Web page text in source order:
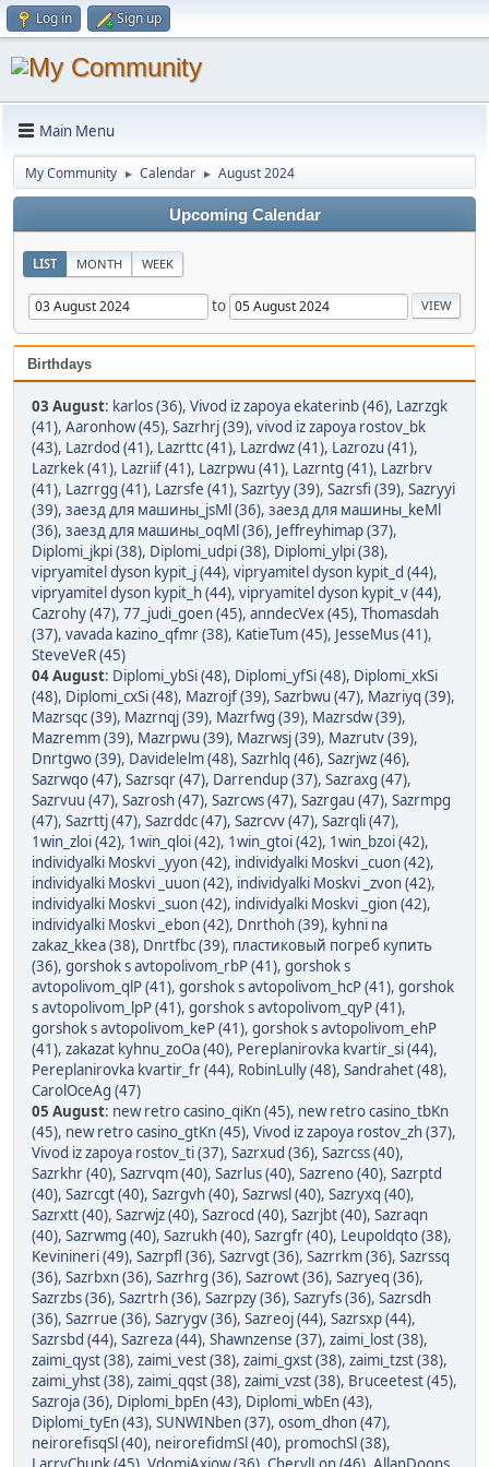
Log in Sign up
Main Menu
My Community ► Calendar ► August 2024
Upcoming Calendar
LIST MONTH WEEK
to
Birthdays
03 August: karlos (36), Vivod iz zapoya ekaterinb (46), Lazrzgk
(41), Aaronhow (45), Sazrhrj (39), vivod iz zapoya rostov_bk
(43), Lazrdod (41), Lazrttc (41), Lazrdwz (41), Lazrozu (41),
Lazrkek (41), Lazriif (41), Lazrpwu (41), Lazrntg (41), Lazrbrv
(41), Lazrrgg (41), Lazrsfe (41), Sazrtyy (39), Sazrsfi (39), Sazryyi
(39), заезд для машины_jsMl (36), заезд для машины_keMl
(36), заезд для машины_oqMl (36), Jeffreyhimap (37),
Diplomi_jkpi (38), Diplomi_udpi (38), Diplomi_ylpi (38),
vipryamitel dyson kypit_j (44), vipryamitel dyson kypit_d (44),
vipryamitel dyson kypit_h (44), vipryamitel dyson kypit_v (44),
Cazrohy (47), 77_judi_goen (45), anndecVex (45), Thomasdah
(37), vavada kazino_qfmr (38), KatieTum (45), JesseMus (41),
SteveVeR (45)
04 August: Diplomi_ybSi (48), Diplomi_yfSi (48), Diplomi_xkSi
(48), Diplomi_cxSi (48), Mazrojf (39), Sazrbwu (47), Mazriyq (39),
Mazrsqc (39), Mazrnqj (39), Mazrfwg (39), Mazrsdw (39),
Mazremm (39), Mazrpwu (39), Mazrwsj (39), Mazrutv (39),
Dnrtgwo (39), Davidelelm (48), Sazrhlq (46), Sazrjwz (46),
Sazrwqo (47), Sazrsqr (47), Darrendup (37), Sazraxg (47),
Sazrvuu (47), Sazrosh (47), Sazrcws (47), Sazrgau (47), Sazrmpg
(47), Sazrttj (47), Sazrddc (47), Sazrcvv (47), Sazrqli (47),
1win_zloi (42), 1win_qloi (42), 1win_gtoi (42), 1win_bzoi (42),
individyalki Moskvi _yyon (42), individyalki Moskvi _cuon (42),
individyalki Moskvi _uuon (42), individyalki Moskvi _zvon (42),
individyalki Moskvi _suon (42), individyalki Moskvi _gion (42),
individyalki Moskvi _ebon (42), Dnrthoh (39), kyhni na
zakaz_kkea (38), Dnrtfbc (39), пластиковый погреб купить
(36), gorshok s avtopolivom_rbP (41), gorshok s
avtopolivom_qlP (41), gorshok s avtopolivom_hcP (41), gorshok
s avtopolivom_lpP (41), gorshok s avtopolivom_qyP (41),
gorshok s avtopolivom_keP (41), gorshok s avtopolivom_ehP
(41), zakazat kyhnu_zoOa (40), Pereplanirovka kvartir_si (44),
Pereplanirovka kvartir_fr (44), RobinLully (48), Sandrahet (48),
CarolOceAg (47)
05 August: new retro casino_qiKn (45), new retro casino_tbKn
(45), new retro casino_gtKn (45), Vivod iz zapoya rostov_zh (37),
Vivod iz zapoya rostov_ti (37), Sazrxud (36), Sazrcss (40),
Sazrkhr (40), Sazrvqm (40), Sazrlus (40), Sazreno (40), Sazrptd
(40), Sazrcgt (40), Sazrgvh (40), Sazrwsl (40), Sazryxq (40),
Sazrxtt (40), Sazrwjz (40), Sazrocd (40), Sazrjbt (40), Sazraqn
(40), Sazrwmg (40), Sazrukh (40), Sazrgfr (40), Leupoldqto (38),
Kevinineri (49), Sazrpfl (36), Sazrvgt (36), Sazrrkm (36), Sazrssq
(36), Sazrbxn (36), Sazrhrg (36), Sazrowt (36), Sazryeq (36),
Sazrzbs (36), Sazrtrh (36), Sazrpzy (36), Sazryfs (36), Sazrsdh
(36), Sazrrue (36), Sazrygv (36), Sazreoj (44), Sazrsxp (44),
Sazrsbd (44), Sazreza (44), Shawnzense (37), zaimi_lost (38),
zaimi_qyst (38), zaimi_vest (38), zaimi_gxst (38), zaimi_tzst (38),
zaimi_yhst (38), zaimi_qqst (38), zaimi_vzst (38), Bruceetest (45),
Sazroja (36), Diplomi_bpEn (43), Diplomi_wbEn (43),
Diplomi_tyEn (43), SUNWINben (37), osom_dhon (47),
neirorefisqSl (40), neirorefidmSl (40), promochSl (38),